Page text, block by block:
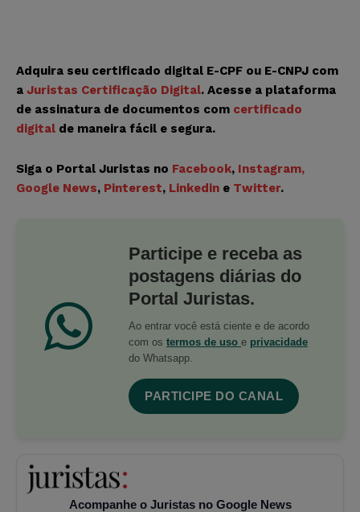
Adquira seu certificado digital E-CPF ou E-CNPJ com
a Juristas Certificação Digital. Acesse a plataforma
de assinatura de documentos com certificado
digital de maneira fácil e segura.
Siga o Portal Juristas no Facebook, Instagram,
Google News, Pinterest, Linkedin e Twitter.
Participe e receba as
postagens diárias do
Portal Juristas.
Ao entrar você está ciente e de acordo
com os termos de uso e privacidade
do Whatsapp.
PARTICIPE DO CANAL
Acompanhe o Juristas no Google News